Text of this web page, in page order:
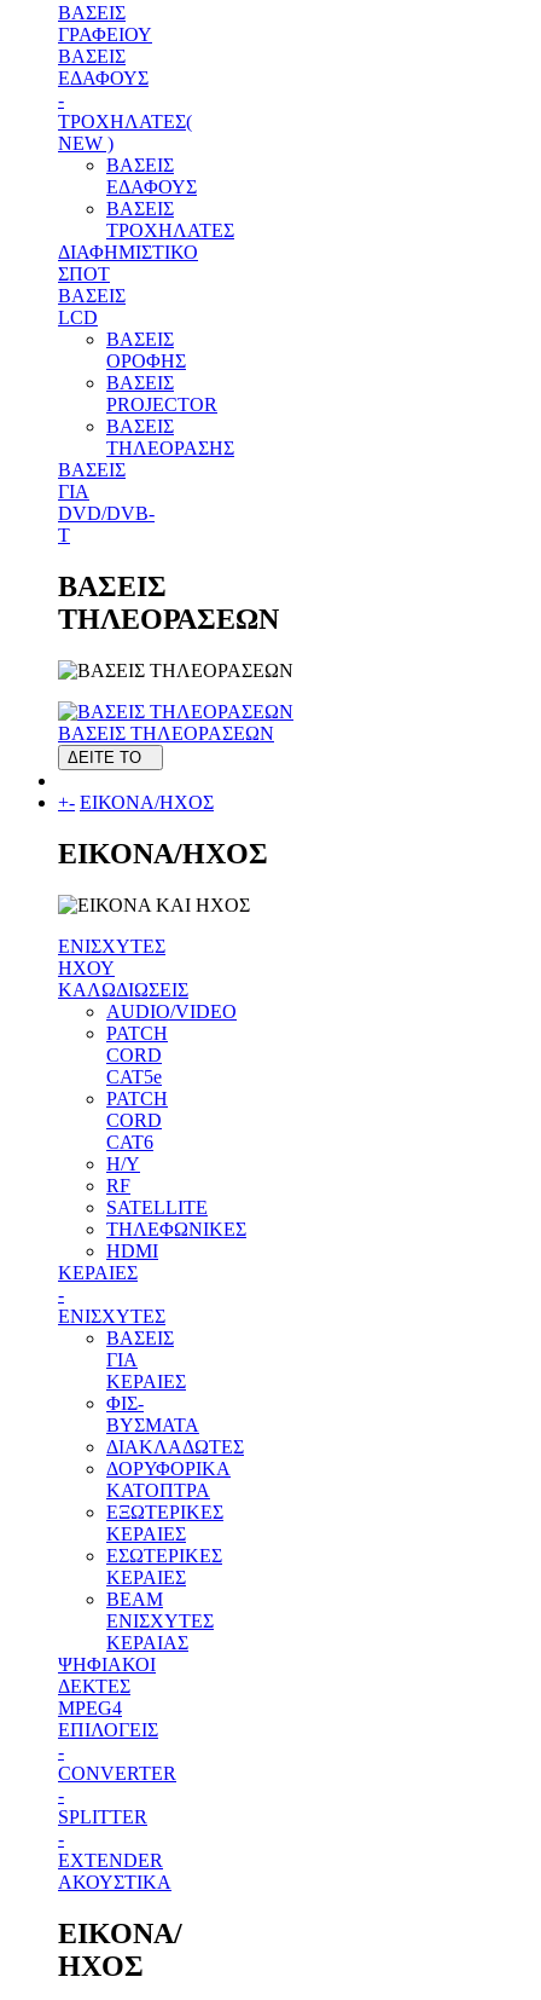
ΒΑΣΕΙΣ
ΓΡΑΦΕΙΟΥ
ΒΑΣΕΙΣ
ΕΔΑΦΟΥΣ
-
ΤΡΟΧΗΛΑΤΕΣ(
NEW )
ΒΑΣΕΙΣ
ΕΔΑΦΟΥΣ
ΒΑΣΕΙΣ
ΤΡΟΧΗΛΑΤΕΣ
ΔΙΑΦΗΜΙΣΤΙΚΟ
ΣΠΟΤ
ΒΑΣΕΙΣ
LCD
ΒΑΣΕΙΣ
ΟΡΟΦΗΣ
ΒΑΣΕΙΣ
PROJECTOR
ΒΑΣΕΙΣ
ΤΗΛΕΟΡΑΣΗΣ
ΒΑΣΕΙΣ
ΓΙΑ
DVD/DVB-
T
ΒΑΣΕΙΣ
ΤΗΛΕΟΡΑΣΕΩΝ
ΒΑΣΕΙΣ ΤΗΛΕΟΡΑΣΕΩΝ
ΔΕΙΤΕ ΤΟ
+- ΕΙΚΟΝΑ/ΗΧΟΣ
ΕΙΚΟΝΑ/ΗΧΟΣ
ΕΝΙΣΧΥΤΕΣ
ΗΧΟΥ
ΚΑΛΩΔΙΩΣΕΙΣ
AUDIO/VIDEO
PATCH
CORD
CAT5e
PATCH
CORD
CAT6
H/Y
RF
SATELLITE
ΤΗΛΕΦΩΝΙΚΕΣ
HDMI
ΚΕΡΑΙΕΣ
-
ENΙΣΧΥΤΕΣ
ΒΑΣΕΙΣ
ΓΙΑ
ΚΕΡΑΙΕΣ
ΦΙΣ-
ΒΥΣΜΑΤΑ
ΔΙΑΚΛΑΔΩΤΕΣ
ΔΟΡΥΦΟΡΙΚΑ
ΚΑΤΟΠΤΡΑ
ΕΞΩΤΕΡΙΚΕΣ
ΚΕΡΑΙΕΣ
ΕΣΩΤΕΡΙΚΕΣ
ΚΕΡΑΙΕΣ
BEAM
ΕΝΙΣΧΥΤΕΣ
ΚΕΡΑΙΑΣ
ΨΗΦΙΑΚΟΙ
ΔΕΚΤΕΣ
MPEG4
ΕΠΙΛΟΓΕΙΣ
-
CONVERTER
-
SPLITTER
-
EXTENDER
ΑΚΟΥΣΤΙΚΑ
ΕΙΚΟΝΑ/
ΗΧΟΣ